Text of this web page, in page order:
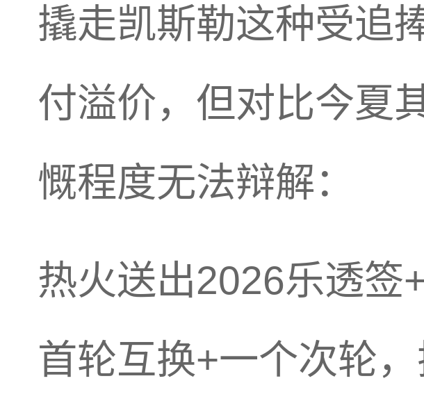
撬走凯斯勒这种受追
付溢价，但对比今夏
慨程度无法辩解：
热火送出2026乐透签
首轮互换+一个次轮